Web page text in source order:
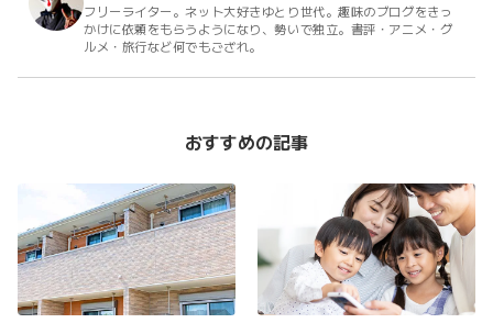
フリーライター。ネット大好きゆとり世代。趣味のブログをきっ
かけに依頼をもらうようになり、勢いで独立。書評・アニメ・グ
ルメ・旅行など何でもござれ。
おすすめの記事